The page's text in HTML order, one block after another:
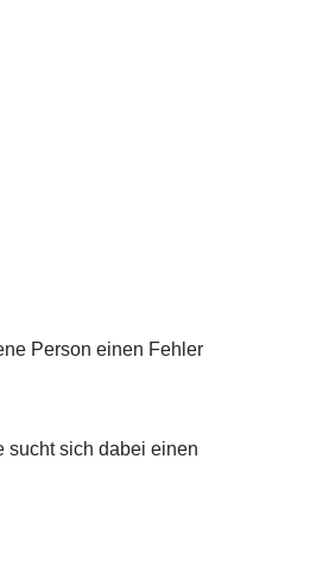
Person einen Fehler
sucht sich dabei einen